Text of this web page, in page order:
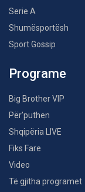
Serie A
Shumësportësh
Sport Gossip
Programe
Big Brother VIP
Për’puthen
Shqipëria LIVE
Fiks Fare
Video
Të gjitha programet